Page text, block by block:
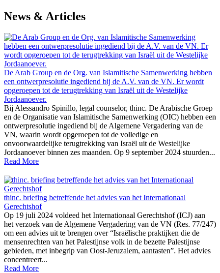
News & Articles
De Arab Group en de Org. van Islamitische Samenwerking hebben
een ontwerpresolutie ingediend bij de A.V. van de VN. Er wordt
opgeroepen tot de terugtrekking van Israël uit de Westelijke
Jordaanoever.
Bij Alessandro Spinillo, legal counselor, thinc. De Arabische Groep
en de Organisatie van Islamitische Samenwerking (OIC) hebben een
ontwerpresolutie ingediend bij de Algemene Vergadering van de
VN, waarin wordt opgeroepen tot de volledige en
onvoorwaardelijke terugtrekking van Israël uit de Westelijke
Jordaanoever binnen zes maanden. Op 9 september 2024 stuurden...
Read More
thinc. briefing betreffende het advies van het Internationaal
Gerechtshof
Op 19 juli 2024 voldeed het Internationaal Gerechtshof (ICJ) aan
het verzoek van de Algemene Vergadering van de VN (Res. 77/247)
om een advies uit te brengen over “Israëlische praktijken die de
mensenrechten van het Palestijnse volk in de bezette Palestijnse
gebieden, met inbegrip van Oost-Jeruzalem, aantasten”. Het advies
concentreert...
Read More